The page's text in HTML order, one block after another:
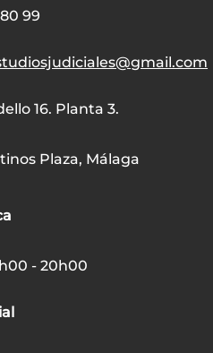
99
16. Planta 3.
Plaza, Málaga
- 20h00